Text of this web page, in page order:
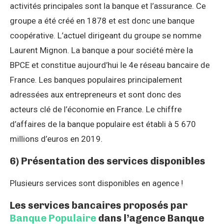
activités principales sont la banque et l’assurance. Ce
groupe a été créé en 1878 et est donc une banque
coopérative. L’actuel dirigeant du groupe se nomme
Laurent Mignon. La banque a pour société mère la
BPCE et constitue aujourd’hui le 4e réseau bancaire de
France. Les banques populaires principalement
adressées aux entrepreneurs et sont donc des
acteurs clé de l’économie en France. Le chiffre
d’affaires de la banque populaire est établi à 5 670
millions d’euros en 2019.
6) Présentation des services disponibles
Plusieurs services sont disponibles en agence !
Les services bancaires proposés par
Banque Populaire dans l’agence Banque